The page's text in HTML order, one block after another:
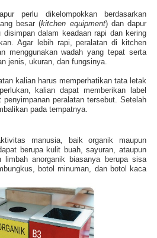
perlu dikelompokkan berdasarkan
besar (kitchen equipment) dan dapur
disimpan dalam keadaan rapi dan kering
Agar lebih rapi, peralatan di kitchen
menggunakan wadah yang tepat serta
jenis, ukuran, dan fungsinya.
kalian harus memperhatikan tata letak
kalian dapat memberikan label
peralatan tersebut. Setelah
pada tempatnya.
manusia, baik organik maupun
berupa kulit buah, sayuran, ataupun
limbah anorganik biasanya berupa sisa
botol minuman, dan botol kaca